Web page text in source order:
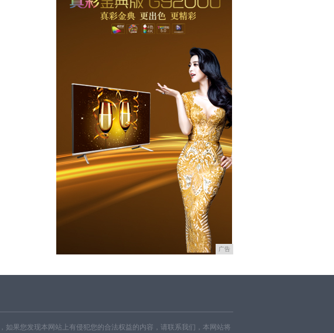
广告
果您发现本网站上有侵犯您的合法权益的内容，请联系我们，本网站将